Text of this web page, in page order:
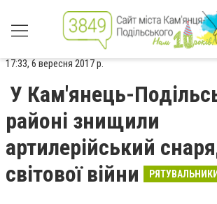
17:33, 6 вересня 2017 р.
У Кам'янець-
районі знищили
артилерійський
світової війни
РЯТУВАЛЬНИКИ